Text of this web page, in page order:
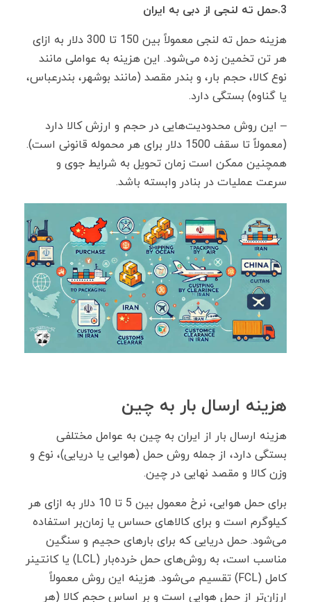
3.حمل ته لنجی از دبی به ایران
هزینه حمل ته لنجی معمولاً بین 150 تا 300 دلار به ازای
هر تن تخمین زده می‌شود. این هزینه به عواملی مانند
نوع کالا، حجم بار، و بندر مقصد (مانند بوشهر، بندرعباس،
یا گناوه) بستگی دارد.
– این روش محدودیت‌هایی در حجم و ارزش کالا دارد
(معمولاً تا سقف 1500 دلار برای هر محموله قانونی است).
همچنین ممکن است زمان تحویل به شرایط جوی و
سرعت عملیات در بنادر وابسته باشد.
هزینه ارسال بار به چین
هزینه ارسال بار از ایران به چین به عوامل مختلفی
بستگی دارد، از جمله روش حمل (هوایی یا دریایی)، نوع و
وزن کالا و مقصد نهایی در چین.
برای حمل هوایی، نرخ معمول بین 5 تا 10 دلار به ازای هر
کیلوگرم است و برای کالاهای حساس یا زمان‌بر استفاده
می‌شود. حمل دریایی که برای بارهای حجیم و سنگین
مناسب است، به روش‌های حمل خرده‌بار (LCL) یا کانتینر
کامل (FCL) تقسیم می‌شود. هزینه این روش معمولاً
ارزان‌تر از حمل هوایی است و بر اساس حجم کالا (هر